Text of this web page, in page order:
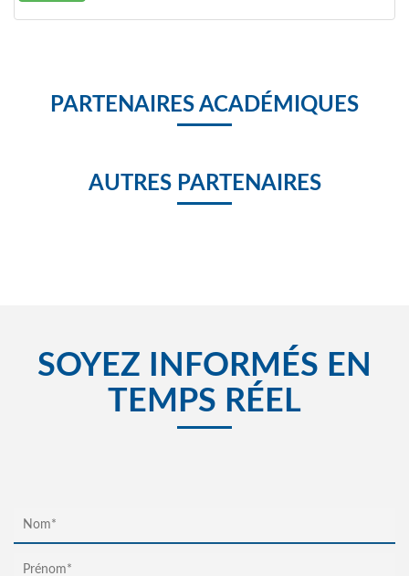
PARTENAIRES ACADÉMIQUES
AUTRES PARTENAIRES
SOYEZ INFORMÉS EN
TEMPS RÉEL